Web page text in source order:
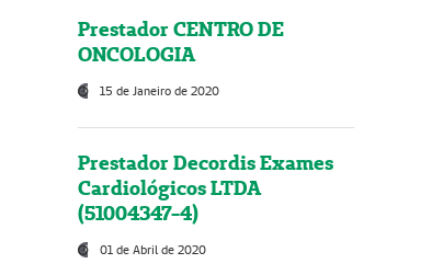
Prestador CENTRO DE
ONCOLOGIA
15 de Janeiro de 2020
Prestador Decordis Exames
Cardiológicos LTDA
(51004347-4)
01 de Abril de 2020